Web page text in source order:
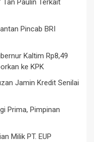
Tan Paulin Terkait
Pincab BRI
Kaltim Rp8,49
ke KPK
Jamin Kredit Senilai
Prima, Pimpinan
Milik PT. EUP